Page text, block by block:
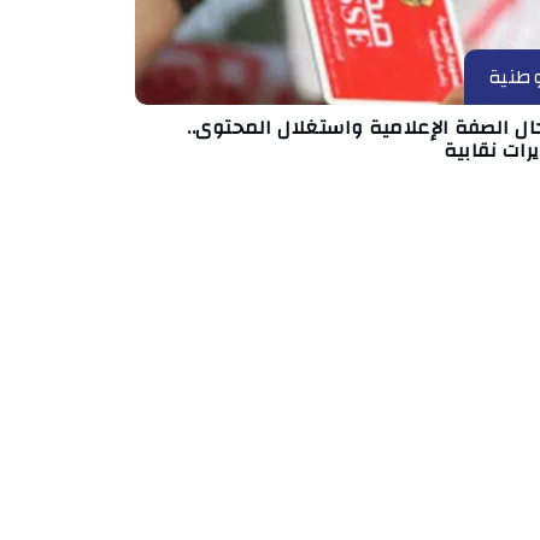
الصفة الإعلامية واستغلال المحتوى..
نقابية